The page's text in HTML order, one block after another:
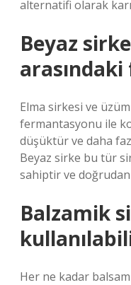
alternatifi olarak
Beyaz
Elma sirkesi ve
fermantasyonu ile
düşüktür ve daha
Beyaz sirke bu tür
sahiptir ve
Balzamik
Her ne kadar